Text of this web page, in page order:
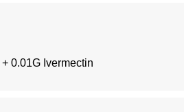
0.01G Ivermectin